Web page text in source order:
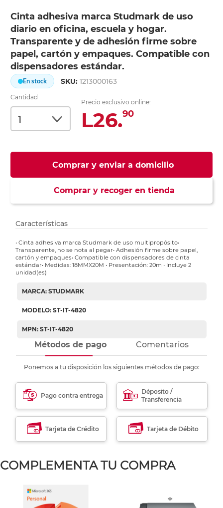
Cinta adhesiva marca Studmark de uso
diario en oficina, escuela y hogar.
Transparente y de adhesión firme sobre
papel, cartón y empaques. Compatible con
dispensadores estándar.
En stock SKU:1213000163
Cantidad
Precio exclusivo online:
L26.90
Comprar y enviar a domicilio
Comprar y recoger en tienda
Características
• Cinta adhesiva marca Studmark de uso multipropósito•
Transparente, no se nota al pegar• Adhesión firme sobre papel,
cartón y empaques• Compatible con dispensadores de cinta
estándar• Medidas: 18MMX20M • Presentación: 20m • Incluye 2
unidad(es)
MARCA: STUDMARK
MODELO: ST-IT-4820
MPN: ST-IT-4820
Métodos de pago Comentarios
Ponemos a tu disposición los siguientes métodos de pago:
Pago contra entrega
Déposito /
Transferencia
Tarjeta de Crédito Tarjeta de Débito
COMPLEMENTA TU COMPRA